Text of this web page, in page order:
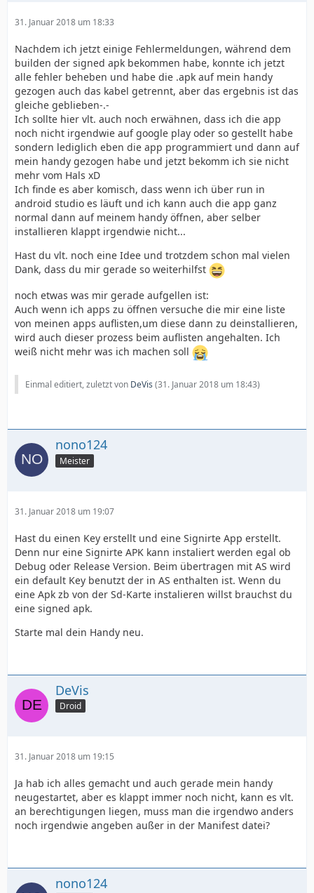
31. Januar 2018 um 18:33
Nachdem ich jetzt einige Fehlermeldungen, während dem
builden der signed apk bekommen habe, konnte ich jetzt
alle fehler beheben und habe die .apk auf mein handy
gezogen auch das kabel getrennt, aber das ergebnis ist das
gleiche geblieben-.-
Ich sollte hier vlt. auch noch erwähnen, dass ich die app
noch nicht irgendwie auf google play oder so gestellt habe
sondern lediglich eben die app programmiert und dann auf
mein handy gezogen habe und jetzt bekomm ich sie nicht
mehr vom Hals xD
Ich finde es aber komisch, dass wenn ich über run in
android studio es läuft und ich kann auch die app ganz
normal dann auf meinem handy öffnen, aber selber
installieren klappt irgendwie nicht...
Hast du vlt. noch eine Idee und trotzdem schon mal vielen
Dank, dass du mir gerade so weiterhilfst
noch etwas was mir gerade aufgellen ist:
Auch wenn ich apps zu öffnen versuche die mir eine liste
von meinen apps auflisten,um diese dann zu deinstallieren,
wird auch dieser prozess beim auflisten angehalten. Ich
weiß nicht mehr was ich machen soll
Einmal editiert, zuletzt von DeVis (31. Januar 2018 um 18:43)
nono124
Meister
31. Januar 2018 um 19:07
Hast du einen Key erstellt und eine Signirte App erstellt.
Denn nur eine Signirte APK kann instaliert werden egal ob
Debug oder Release Version. Beim übertragen mit AS wird
ein default Key benutzt der in AS enthalten ist. Wenn du
eine Apk zb von der Sd-Karte instalieren willst brauchst du
eine signed apk.
Starte mal dein Handy neu.
DeVis
Droid
31. Januar 2018 um 19:15
Ja hab ich alles gemacht und auch gerade mein handy
neugestartet, aber es klappt immer noch nicht, kann es vlt.
an berechtigungen liegen, muss man die irgendwo anders
noch irgendwie angeben außer in der Manifest datei?
nono124